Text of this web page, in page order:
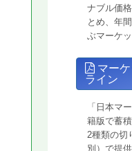
ナブル価
とめ、年
ぶマーケ
マーケ
ライン
「日本マ
籍版で蓄
2種類の切
別）で提